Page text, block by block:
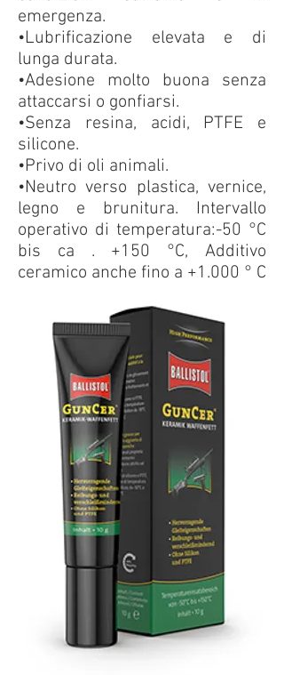
emergenza.
•Lubrificazione elevata e di
lunga durata.
•Adesione molto buona senza
attaccarsi o gonfiarsi.
•Senza resina, acidi, PTFE e
silicone.
•Privo di oli animali.
•Neutro verso plastica, vernice,
legno e brunitura. Intervallo
operativo di temperatura:-50 °C
bis ca . +150 °C, Additivo
ceramico anche fino a +1.000 ° C